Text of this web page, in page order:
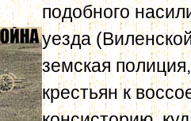
подобного
уезда
земская
крестьян к